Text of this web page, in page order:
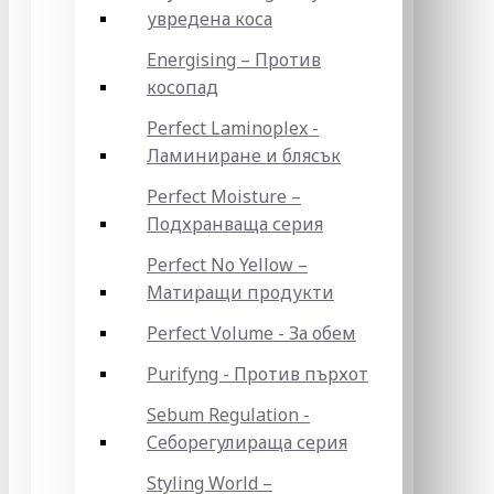
увредена коса
Energising – Против
косопад
Perfect Laminoplex -
Ламиниране и блясък
Perfect Moisture –
Подхранваща серия
Perfect No Yellow –
Матиращи продукти
Perfect Volume - За обем
Purifyng - Против пърхот
Sebum Regulation -
Себорегулираща серия
Styling World –